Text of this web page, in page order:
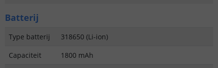
Batterij
Type batterij
318650 (Li-ion)
Capaciteit
1800 mAh